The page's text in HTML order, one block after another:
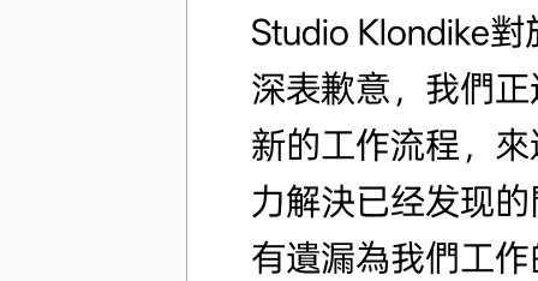
Studio Klondike
深表歉意，我們
新的工作流程，
力解決已经发现
有遺漏為我們工